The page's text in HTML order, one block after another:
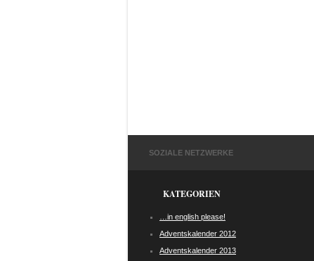
SOZIALE NETZWERKE
KATEGORIEN
…in english please!
Adventskalender 2012
Adventskalender 2013